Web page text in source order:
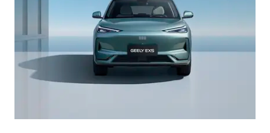
OKAVANGO
от 3 429 990 ₽*
MONJARO
от 4 349 990 ₽*
Зарядные устройства
ФИНАНСЫ И УСЛУГИ
Советы по эксплуатации
ПОДДЕРЖКА
Помощь на дорогах